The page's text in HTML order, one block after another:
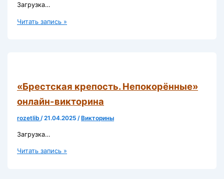
Загрузка…
«Человек
Читать запись »
«Брестская крепость. Непокорённые»
онлайн-викторина
rozetlib/21.04.2025/ Викторины
Загрузка…
«Брестская
Читать запись »